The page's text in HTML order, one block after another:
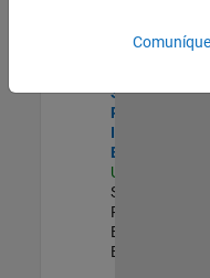
Experimentado
Software
Process
Improvement
Engineer
US-MA-Natick
Software
Process
Engineering |
Experimentado